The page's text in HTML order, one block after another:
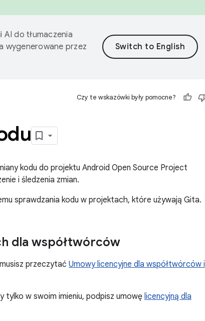
do tłumaczenia
wygenerowane przez
Czy te wskazówki były pomocne?
kodu do projektu Android Open Source Project
i śledzenia zmian.
sprawdzania kodu w projektach, które używają Gita.
dla współtwórców
przeczytać Umowy licencyjne dla współtwórców i
tylko w swoim imieniu, podpisz umowę licencyjną dla